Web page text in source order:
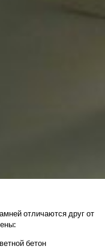
отличаются друг от
бетон